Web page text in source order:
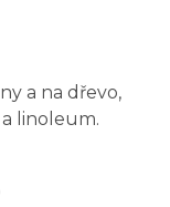
a na dřevo,
linoleum.